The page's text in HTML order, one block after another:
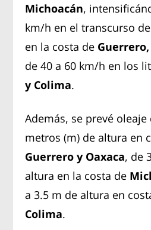
Michoacán,
km/h en el transcurso
en la costa de Guerrero,
de 40 a 60 km/h en los
y Colima.
Además, se prevé oleaje
metros (m) de altura en
Guerrero y Oaxaca, de
altura en la costa de
a 3.5 m de altura en
Colima.